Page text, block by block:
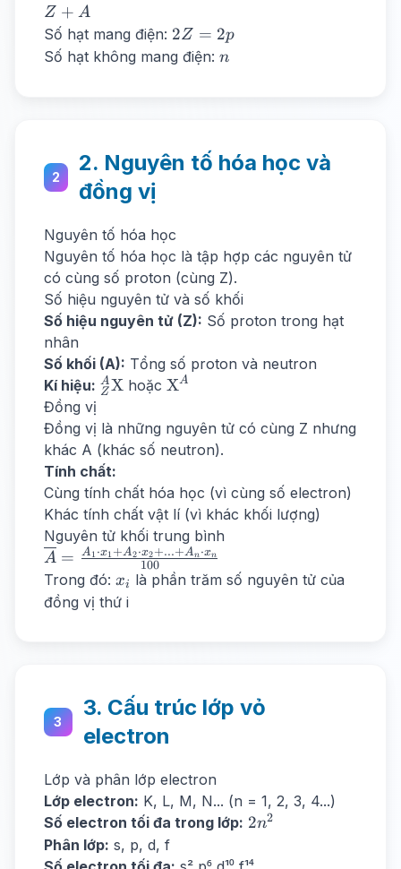
=
Z
p
+
+
n
Z
+
A
Z + A
Số hạt mang điện: 2Z
=
2Z = 2p
Số hạt không mang điện: n
n
2
2. Nguyên tố hóa học và
đồng vị
Nguyên tố hóa học
Nguyên tố hóa học là tập hợp các nguyên tử
có cùng số proton (cùng Z).
Số hiệu nguyên tử và số khối
Số hiệu nguyên tử (Z): Số proton trong hạt
nhân
Số khối (A): Tổng số proton và neutron
Kí hiệu: ^A_Z\text{X}
Z
AX hoặc \text{X}^A
XA
Đồng vị
Đồng vị là những nguyên tử có cùng Z nhưng
khác A (khác số neutron).
Tính chất:
Cùng tính chất hóa học (vì cùng số electron)
Khác tính chất vật lí (vì khác khối lượng)
Nguyên tử khối trung bình
\overline{A}
= \frac{A_1
\cdot x_1 +
A = 100
A1⋅x1+A2⋅x2+...+An ⋅xn
Trong đó: x_i
xi
là phần trăm số nguyên tử của
đồng vị thứ i
3
3. Cấu trúc lớp vỏ
electron
Lớp và phân lớp electron
Lớp electron: K, L, M, N... (n = 1, 2, 3, 4...)
Số electron tối đa trong lớp: 2n^2
2n2
Phân lớp: s, p, d, f